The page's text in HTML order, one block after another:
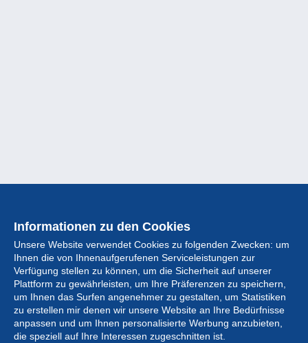
Informationen zu den Cookies
Unsere Website verwendet Cookies zu folgenden Zwecken: um
Ihnen die von Ihnenaufgerufenen Serviceleistungen zur
Verfügung stellen zu können, um die Sicherheit auf unserer
Plattform zu gewährleisten, um Ihre Präferenzen zu speichern,
um Ihnen das Surfen angenehmer zu gestalten, um Statistiken
zu erstellen mir denen wir unsere Website an Ihre Bedürfnisse
anpassen und um Ihnen personalisierte Werbung anzubieten,
die speziell auf Ihre Interessen zugeschnitten ist.
Sammlung